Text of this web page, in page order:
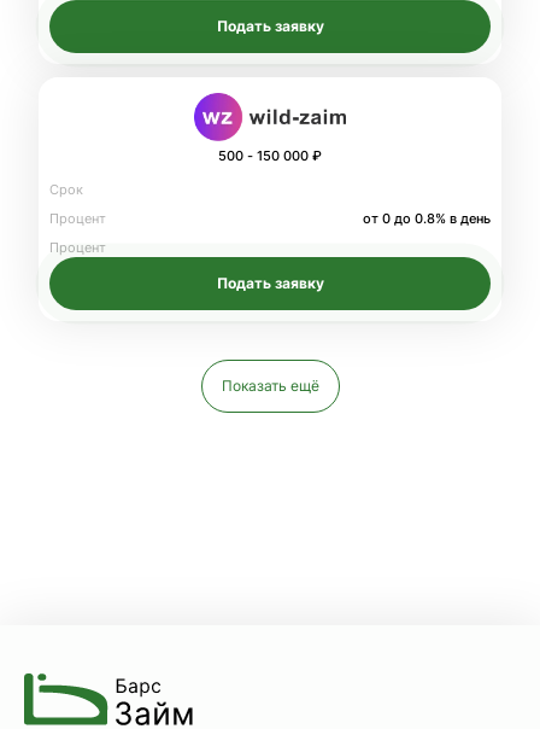
Подать заявку
500 - 150 000 ₽
Срок
Процент
от 0 до 0.8% в день
Процент
Подать заявку
Показать ещё